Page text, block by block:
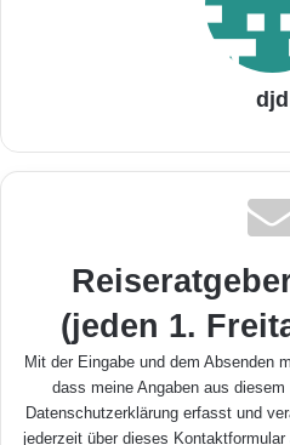
djd
(jeden 1.
Mit der Eingabe und dem Absenden
dass meine Angaben aus
Datenschutzerklärung erfasst und
jederzeit über dieses